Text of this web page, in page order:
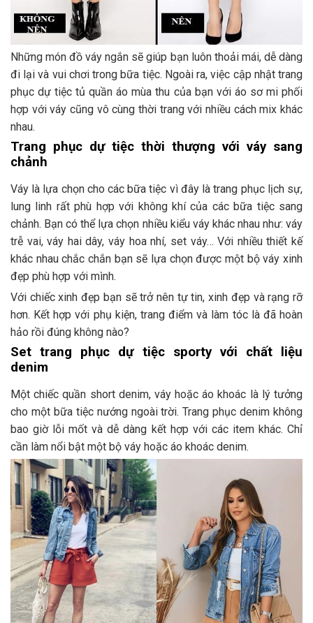
Những món đồ váy ngắn sẽ giúp bạn luôn thoải mái, dễ dàng
đi lại và vui chơi trong bữa tiệc. Ngoài ra, việc cập nhật trang
phục dự tiệc tủ quần áo mùa thu của bạn với áo sơ mi phối
hợp với váy cũng vô cùng thời trang với nhiều cách mix khác
nhau.
Trang phục dự tiệc thời thượng với váy sang
chảnh
Váy là lựa chọn cho các bữa tiệc vì đây là trang phục lịch sự,
lung linh rất phù hợp với không khí của các bữa tiệc sang
chảnh. Bạn có thể lựa chọn nhiều kiểu váy khác nhau như: váy
trễ vai, váy hai dây, váy hoa nhí, set váy… Với nhiều thiết kế
khác nhau chắc chắn bạn sẽ lựa chọn được một bộ váy xinh
đẹp phù hợp với mình.
Với chiếc xinh đẹp bạn sẽ trở nên tự tin, xinh đẹp và rạng rỡ
hơn. Kết hợp với phụ kiện, trang điểm và làm tóc là đã hoàn
hảo rồi đúng không nào?
Set trang phục dự tiệc sporty với chất liệu
denim
Một chiếc quần short denim, váy hoặc áo khoác là lý tưởng
cho một bữa tiệc nướng ngoài trời. Trang phục denim không
bao giờ lỗi mốt và dễ dàng kết hợp với các item khác. Chỉ
cần làm nổi bật một bộ váy hoặc áo khoác denim.